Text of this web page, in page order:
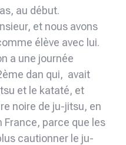
au début.
et nous avons
élève avec lui.
a une journée
dan qui, avait
et le kataté, et
noire de ju-jitsu, en
France, parce que les
cautionner le ju-